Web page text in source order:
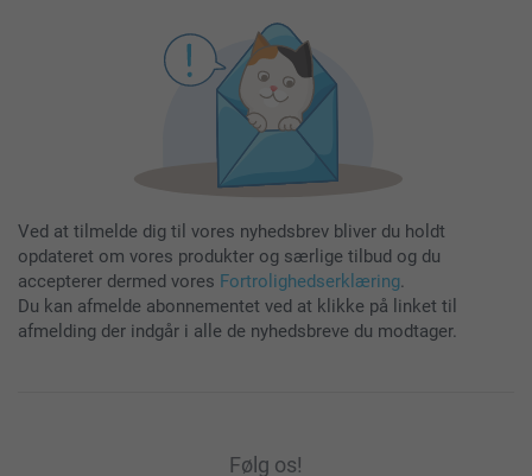
Ved at tilmelde dig til vores nyhedsbrev bliver du holdt
opdateret om vores produkter og særlige tilbud og du
accepterer dermed vores Fortrolighedserklæring.
Du kan afmelde abonnementet ved at klikke på linket til
afmelding der indgår i alle de nyhedsbreve du modtager.
Følg os!